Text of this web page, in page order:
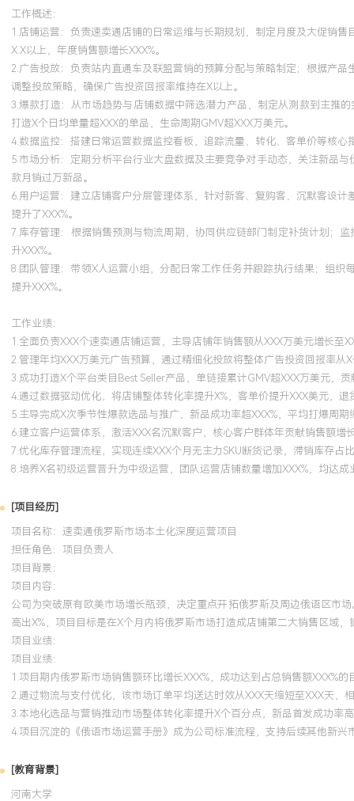
培训经历
2024-09 -2025-12 岗湾培训中心
获得阿里巴巴全球速卖通官方认证的高级运营专家资质。将认证中
排序机制与广告产品知识应用于日常运营，系统性优化了店铺权重
所学的内容营销与粉丝运营方法论，策划系列主题活动，使店铺粉
均提升XXX%。输出的实操案例入选平台服务商优秀案例库。
工作概述：
1.店铺运营：负责速卖通店铺的日常运维与长期规划，制定月度及大促销
X.X以上，年度销售额增长XXX%。
2.广告投放：负责站内直通车及联盟营销的预算分配与策略制定；根据产
调整投放策略，确保广告投资回报率维持在X以上。
3.爆款打造：从市场趋势与店铺数据中筛选潜力产品，制定从测款到主推
打造X个日均单量超XXX的单品，生命周期GMV超XXX万美元。
4.数据监控：搭建日常运营数据监控看板，追踪流量、转化、客单价等核
5.市场分析：定期分析平台行业大盘数据及主要竞争对手动态，关注新品
款月销过万新品。
6.用户运营：建立店铺客户分层管理体系，针对新客、复购客、沉默客设
提升了XXX%。
7.库存管理：根据销售预测与物流周期，协同供应链部门制定补货计划；
升XXX%。
8.团队管理：带领X人运营小组，分配日常工作任务并跟踪执行结果；组
提升XXX%。
工作业绩：
1.全面负责XXX个速卖通店铺运营，主导店铺年销售额从XXX万美元增长至
2.管理年均XXX万美元广告预算，通过精细化投放将整体广告投资回报率从
3.成功打造X个平台类目Best Seller产品，单链接累计GMV超XXX万美元，贡
4.通过数据驱动优化，将店铺整体转化率提升X%，客单价提升XXX美元，退
5.主导完成X次季节性爆款选品与推广，新品成功率超XXX%，平均打爆周期
6.建立客户运营体系，激活XXX名沉默客户，核心客户群体年贡献销售额增
7.优化库存管理流程，实现连续XXX个月无主力SKU断货记录，滞销库存占
8.培养X名初级运营晋升为中级运营，团队运营店铺数量增加XXX%，均达成
[项目经历]
项目名称：速卖通俄罗斯市场本土化深度运营项目
担任角色： 项目负责人
项目背景：
项目内容：
公司为突破原有欧美市场增长瓶颈，决定重点开拓俄罗斯及周边俄语区市
高出X%，项目目标是在X个月内将俄罗斯市场打造成店铺第二大销售区域，
项目业绩：
项目业绩：
1.项目期内俄罗斯市场销售额环比增长XXX%，成功达到占总销售额XXX%
2.通过物流与支付优化，该市场订单平均送达时效从XXX天缩短至XXX天，
3.本地化选品与营销推动市场整体转化率提升X个百分点，新品首发成功率高
4.项目沉淀的《俄语市场运营手册》成为公司标准流程，支持后续其他新兴
[教育背景]
河南大学